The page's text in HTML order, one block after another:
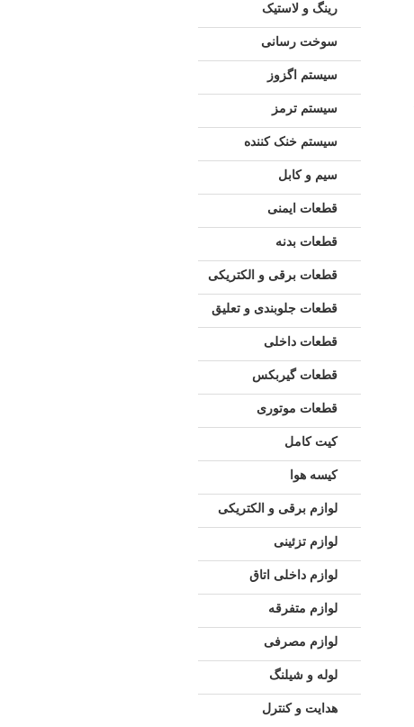
رینگ و لاستیک
سوخت رسانی
سیستم اگزوز
سیستم ترمز
سیستم خنک کننده
سیم و کابل
قطعات ایمنی
قطعات بدنه
قطعات برقی و الکتریکی
قطعات جلوبندی و تعلیق
قطعات داخلی
قطعات گیربکس
قطعات موتوری
کیت کامل
کیسه هوا
لوازم برقی و الکتریکی
لوازم تزئینی
لوازم داخلی اتاق
لوازم متفرقه
لوازم مصرفی
لوله و شیلنگ
هدایت و کنترل